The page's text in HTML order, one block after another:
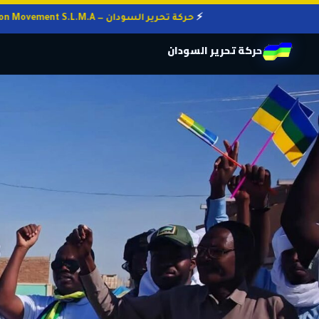
حركة تحرير السودان — Sudan Liberation Movement S.L.M.A
حركة تحرير السودان